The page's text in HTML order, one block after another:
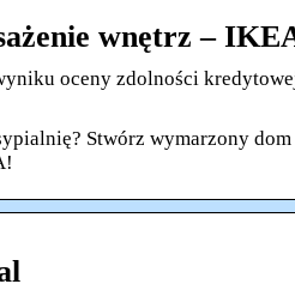
wnętrz –
oceny zdolności
Stwórz wymarzony